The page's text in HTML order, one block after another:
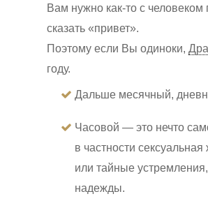
Вам нужно как-то с человеком
сказать «привет».
Поэтому если Вы одиноки,
году.
Дальше месячный,
Часовой — это нечто
в частности сексуальная
или тайные
надежды.